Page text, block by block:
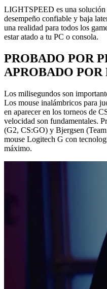
LIGHTSPEED es una solución
desempeño confiable y baja
una realidad para todos los
estar atado a tu PC o consola.
PROBADO POR
APROBADO
Los milisegundos son
Los mouse inalámbricos para
en aparecer en los torneos de
velocidad son fundamentales.
(G2, CS:GO) y Bjergsen
mouse Logitech G con
máximo.